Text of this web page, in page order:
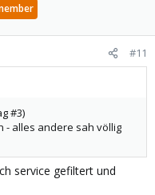
#11
#3)
- alles andere sah völlig
service gefiltert und